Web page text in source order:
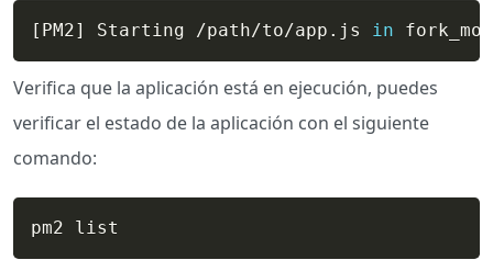
[ PM2] Starting /path/to/app.js in
Verifica que la aplicación está en ejecución, puedes
verificar el estado de la aplicación con el siguiente
comando:
pm2 list